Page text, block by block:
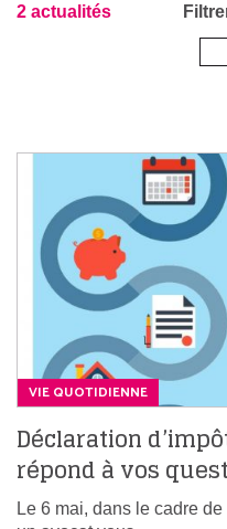
2 actualités
VIE QUOTIDIENNE
Déclaration
répond à vos
Le 6 mai, dans le cadre